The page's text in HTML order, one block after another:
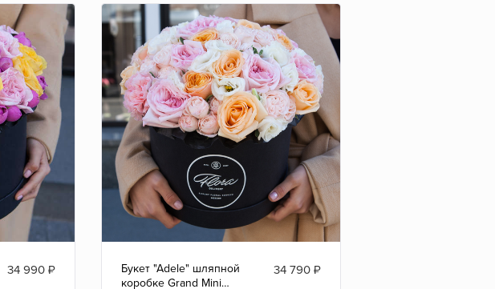
34 990 ₽
Букет "Adele" шляпной
коробке Grand Mini
34 790₽